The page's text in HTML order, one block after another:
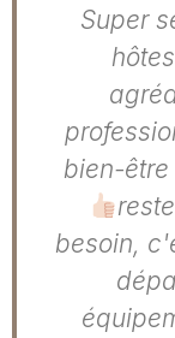
Super
bien-
besoin,